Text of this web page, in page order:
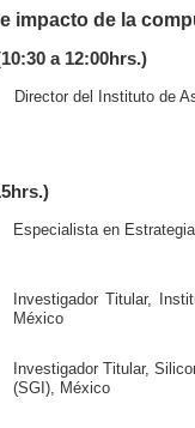
impacto de la
a 12:00hrs.)
Director del Instituto de
Especialista en
Investigador Titular,
México
Investigador Titular,
(SGI), México